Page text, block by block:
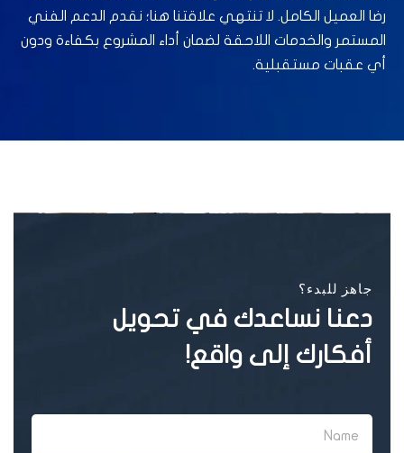
رضا العميل الكامل. لا تنتهي علاقتنا هنا؛ نقدم الدعم الفني
المستمر والخدمات اللاحقة لضمان أداء المشروع بكفاءة ودون
أي عقبات مستقبلية.
جاهز للبدء؟
دعنا نساعدك في تحويل
أفكارك إلى واقع!